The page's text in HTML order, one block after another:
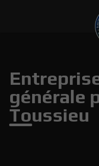
générale
Toussieu